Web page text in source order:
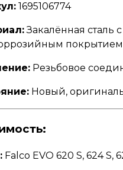
1695106774
Закалённая сталь с
покрытием
Резьбовое
Новый,
Falco EVO 620 S, 624 S,